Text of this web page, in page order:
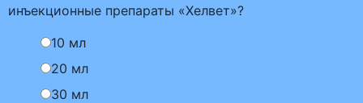
инъекционные препараты «Хелвет»?
10 мл
20 мл
30 мл